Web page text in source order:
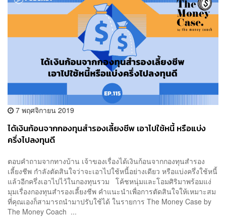
7 พฤศจิกายน 2019
ได้เงินก้อนจากกองทุนสำรองเลี้ยงชีพ เอาไปใช้หนี้ หรือแบ่ง
ครึ่งไปลงทุนดี
ตอบคำถามจากทางบ้าน เจ้าของเรื่องได้เงินก้อนจากกองทุนสำรอง
เลี้ยงชีพ กำลังตัดสินใจว่าจะเอาไปใช้หนี้อย่างเดียว หรือแบ่งครึ่งใช้หนี้
แล้วอีกครึ่งเอาไปไว้ในกองทุนรวม โค้ชหนุ่มและโอมศิริมาพร้อมแง่
มุมเรื่องกองทุนสำรองเลี้ยงชีพ คำแนะนำเพื่อการตัดสินใจให้เหมาะสม
ที่คุณเองก็สามารถนำมาปรับใช้ได้ ในรายการ The Money Case by
The Money Coach ...